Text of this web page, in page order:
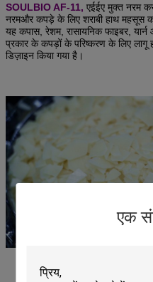
एक
SOULBIO AF-11, एईईए मुक्त नरम
नरमऔर कपड़े के लिए शराबी हाथ महसूस
यह कपास, रेशम, रासायनिक फाइबर,
प्रकार के कपड़ों के परिष्करण के लिए लागू
डिज़ाइन किया गया है।